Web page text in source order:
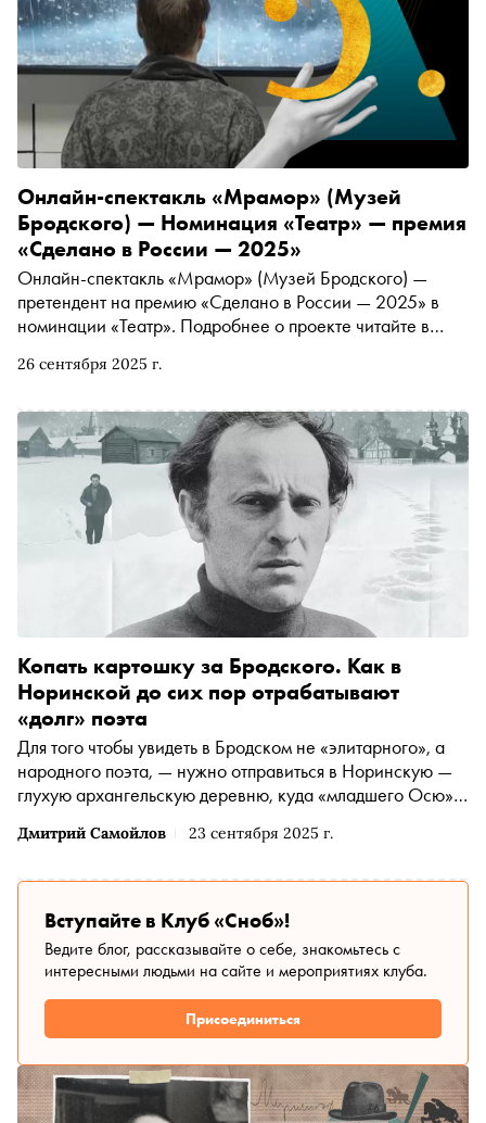
26 сентября 2025 г.
Онлайн-спектакль «Мрамор» (Музей
Бродского) — Номинация «Театр» — премия
«Сделано в России — 2025»
Онлайн-спектакль «Мрамор» (Музей Бродского) —
претендент на премию «Сделано в России — 2025» в
номинации «Театр». Подробнее о проекте читайте в
Дмитрий Самойлов 23 сентября 2025 г.
Копать картошку за Бродского. Как в
Норинской до сих пор отрабатывают
«долг» поэта
Для того чтобы увидеть в Бродском не «элитарного», а
народного поэта, — нужно отправиться в Норинскую —
глухую архангельскую деревню, куда «младшего Осю»
«Сноба» Дмитрий Самойлов сделал это за всех нас
Вступайте в Клуб «Сноб»!
Ведите блог, рассказывайте о себе, знакомьтесь с
интересными людьми на сайте и мероприятиях клуба.
Присоединиться